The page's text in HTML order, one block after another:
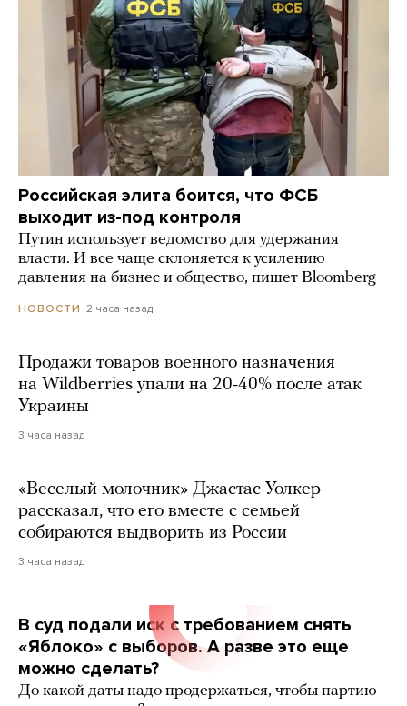
Российская элита боится, что ФСБ
выходит из-под контроля
Путин использует ведомство для удержания
власти. И все чаще склоняется к усилению
давления на бизнес и общество, пишет Bloomberg
НОВОСТИ 2 часа назад
Продажи товаров военного назначения
на Wildberries упали на 20-40% после атак
Украины
3 часа назад
«Веселый молочник» Джастас Уолкер
рассказал, что его вместе с семьей
собираются выдворить из России
3 часа назад
В суд подали иск с требованием снять
«Яблоко» с выборов. А разве это еще
можно сделать?
До какой даты надо продержаться, чтобы партию